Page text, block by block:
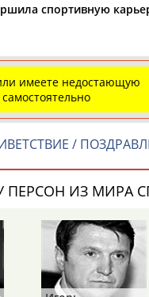
сборы в Чешской
спортивную
имеете недостающую
/
ПЕРСОН ИЗ МИРА